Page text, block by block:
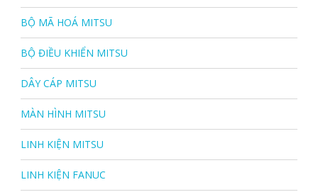
BỘ MÃ HOÁ MITSU
BỘ ĐIỀU KHIỂN MITSU
DÂY CÁP MITSU
MÀN HÌNH MITSU
LINH KIỆN MITSU
LINH KIỆN FANUC